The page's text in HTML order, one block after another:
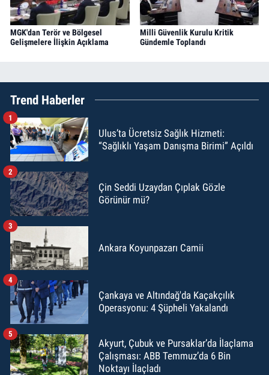
MGK'dan Terör ve Bölgesel
Gelişmelere İlişkin Açıklama
Milli Güvenlik Kurulu Kritik
Gündemle Toplandı
Trend Haberler
Ulus’ta Ücretsiz Sağlık Hizmeti:
“Sağlıklı Yaşam Danışma Birimi” Açıldı
1
Çin Seddi Uzaydan Çıplak Gözle
Görünür mü?
2
Ankara Koyunpazarı Camii
3
Çankaya ve Altındağ'da Kaçakçılık
Operasyonu: 4 Şüpheli Yakalandı
4
Akyurt, Çubuk ve Pursaklar’da İlaçlama
Çalışması: ABB Temmuz’da 6 Bin
Noktayı İlaçladı
5